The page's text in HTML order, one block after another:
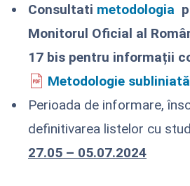
Consultati metodologia
Monitorul Oficial al
17 bis pentru informații
Metodologie subliniată
Perioada de informare,
definitivarea listelor cu
27.05 – 05.07.2024